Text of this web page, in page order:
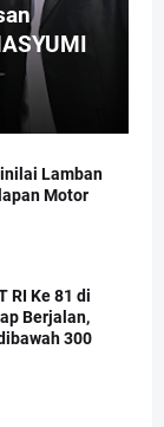
Lamban
Motor
RI Ke 81 di
Berjalan,
300